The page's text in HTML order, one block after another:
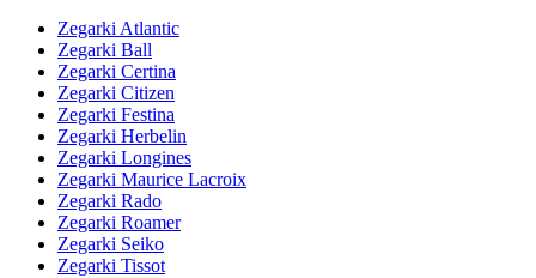
Zegarki Atlantic
Zegarki Ball
Zegarki Certina
Zegarki Citizen
Zegarki Festina
Zegarki Herbelin
Zegarki Longines
Zegarki Maurice Lacroix
Zegarki Rado
Zegarki Roamer
Zegarki Seiko
Zegarki Tissot